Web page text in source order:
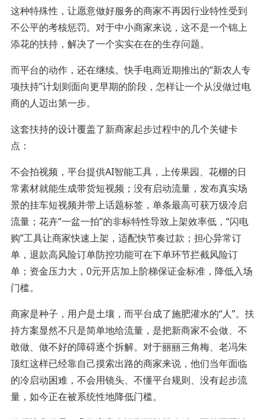
这种特殊性，让愿意做好服务的商家不再因行业特性受到
不公平的考核惩罚。对于中小商家来说，这不是一个锦上
添花的扶持，解决了一个实实在在的生存问题。
而平台的动作，还在继续。快手电商近期推出的“新农人专
项扶持”计划则面向更早期的阶段，怎样让一个从没做过电
商的人迈出第一步。
这套扶持的设计覆盖了新商家起步过程中的几个关键卡
点：
不会拍视频，平台提供AI智能工具，上传果园、花棚的日
常素材就能生成带货短视频；没有启动流量，发布真实场
景的挂车短视频并带上话题标签，单条最高可获万级冷启
流量；花卉“一盆一拍”的非标特性导致上架效率低，“闪电
购”工具让商家快速上架，适配快节奏过款；担心异常订
单，退款高风险订单防控功能可在下单环节拦截风险订
单；资金压力大，0元开店加上阶梯保证金标准，降低入场
门槛。
商家是种子，用户是土壤，而平台成了施肥灌水的“人”。扶
持方案显然不只是简单地给流量，是把新商家不会做、不
敢做、做不好的障碍逐个拆解。对于丽丽三角梅、老冯朱
顶红这样已经靠自己摸索出路的商家来说，他们当年面临
的冷启动困难，不会用镜头、不懂平台规则、没有起步流
量，如今正在被系统性地降低门槛。